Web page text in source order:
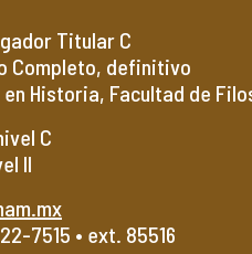
Titular C
Completo, definitivo
Historia, Facultad de
C
II
7515 • ext. 85516